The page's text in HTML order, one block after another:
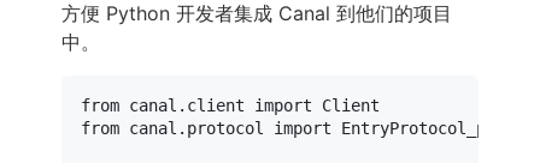
方便 Python 开发者集成 Canal 到他们的项目
中。
from canal.client import
from canal.protocol import EntryProtocol_pb2